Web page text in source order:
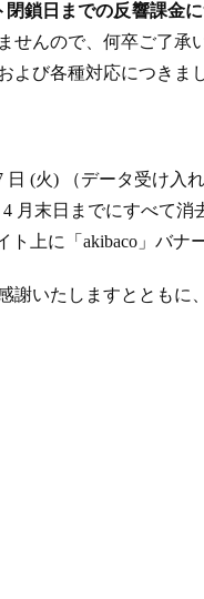
閉鎖日までの反響課金
せんので、何卒ご了承
よび各種対応につきま
日 (火) （データ受け入
4 月末日までにすべて消
ト上に「akibaco」バナ
謝いたしますとともに